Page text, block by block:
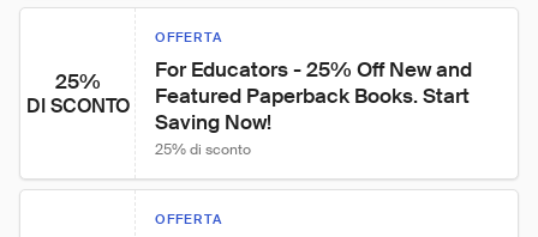
25%
DI SCONTO
OFFERTA
For Educators - 25% Off New and
Featured Paperback Books. Start
Saving Now!
25% di sconto
OFFERTA